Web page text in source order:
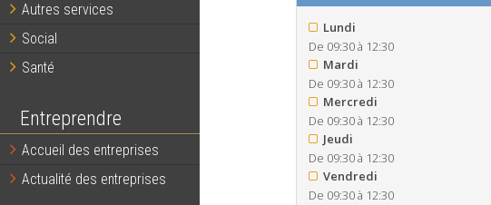
Autres services
Social
Santé
Entreprendre
Accueil des entreprises
Actualité des entreprises
Lundi
De 09:30 à 12:30
Mardi
De 09:30 à 12:30
Mercredi
De 09:30 à 12:30
Jeudi
De 09:30 à 12:30
Vendredi
De 09:30 à 12:30